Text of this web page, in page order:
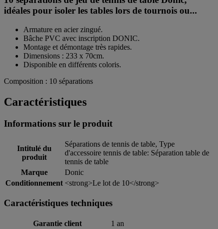
idéales pour isoler les tables lors de tournois ou...
Armature en acier zingué.
Bâche PVC avec inscription DONIC.
Montage et démontage très rapides.
Dimensions : 233 x 70cm.
Disponible en différents coloris.
Composition : 10 séparations
Caractéristiques
Informations sur le produit
Intitulé du
produit
Séparations de tennis de table, Type
d'accessoire tennis de table: Séparation table de
tennis de table
Marque
Donic
Conditionnement <strong>Le lot de 10</strong>
Caractéristiques techniques
Garantie client
1 an